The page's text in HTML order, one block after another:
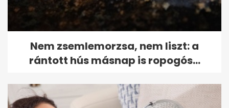
Nem zsemlemorzsa, nem liszt: a
rántott hús másnap is ropogós...